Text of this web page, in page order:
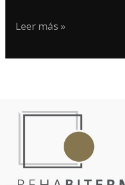
edificios
Leer más »